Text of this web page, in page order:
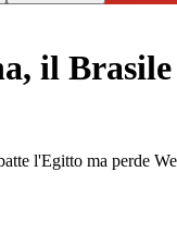
il Brasile
l'Egitto ma perde